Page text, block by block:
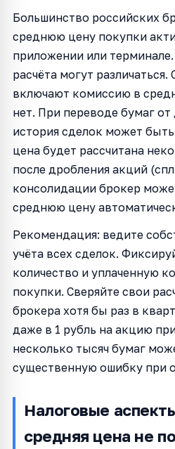
Большинство российских
среднюю цену покупки
приложении или
расчёта могут
включают комиссию в
нет. При переводе бумаг от
история сделок может
цена будет рассчитана
после дробления акций
консолидации брокер
среднюю цену
Рекомендация: ведите
учёта всех сделок.
количество и уплаченную
покупки. Сверяйте свои
брокера хотя бы раз в
даже в 1 рубль на акцию
несколько тысяч бумаг
существенную ошибку при
Налоговые
средняя цена не